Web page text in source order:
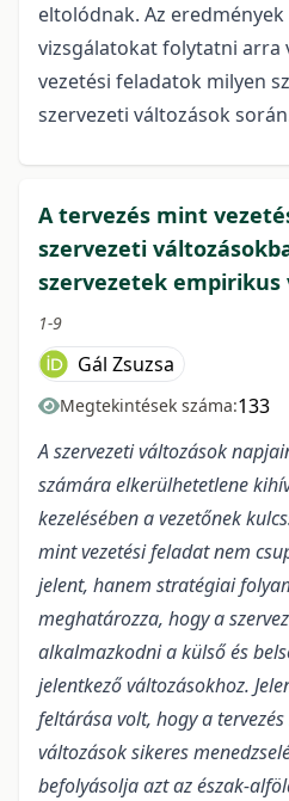
eltolódnak. Az
vizsgálatokat folytatni arra
vezetési feladatok milyen
szervezeti változások
A tervezés mint
szervezeti
szervezetek empirikus
1-9
Gál Zsuzsa
Megtekintések száma:133
A szervezeti változások
számára elkerülhetetlene
kezelésében a vezetőnek
mint vezetési feladat nem
jelent, hanem stratégiai
meghatározza, hogy a
alkalmazkodni a külső és
jelentkező változásokhoz.
feltárása volt, hogy a
változások sikeres
befolyásolja azt az észak-